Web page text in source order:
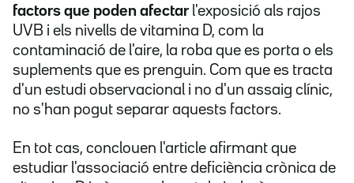
factors que poden afectar l'exposició als rajos
UVB i els nivells de vitamina D, com la
contaminació de l'aire, la roba que es porta o els
suplements que es prenguin. Com que es tracta
d'un estudi observacional i no d'un assaig clínic,
no s'han pogut separar aquests factors.
En tot cas, conclouen l'article afirmant que
estudiar l'associació entre deficiència crònica de